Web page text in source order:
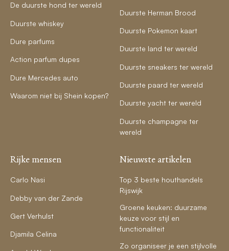
De duurste hond ter wereld
Duurste whiskey
Dure parfums
Action parfum dupes
Dure Mercedes auto
Waarom niet bij Shein kopen?
Duurste Herman Brood
Duurste Pokemon kaart
Duurste land ter wereld
Duurste sneakers ter wereld
Duurste paard ter wereld
Duurste yacht ter wereld
Duurste champagne ter
wereld
Rijke mensen
Carlo Nasi
Debby van der Zande
Gert Verhulst
Djamila Celina
Nieuwste artikelen
Top 3 beste houthandels
Rijswijk
Groene keuken: duurzame
keuze voor stijl en
functionaliteit
Zo organiseer je een stijlvolle